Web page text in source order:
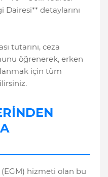
Dairesi** detaylarını
tutarını, ceza
öğrenerek, erken
için tüm
hizmeti olan bu